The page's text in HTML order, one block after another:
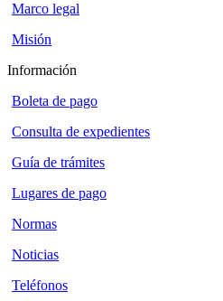
Marco legal
Misión
Información
Boleta de pago
Consulta de expedientes
Guía de trámites
Lugares de pago
Normas
Noticias
Teléfonos